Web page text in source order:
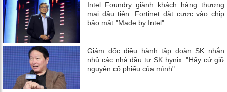
Intel Foundry giành khách hàng thương
mại đầu tiên: Fortinet đặt cược vào chip
bảo mật "Made by Intel"
Giám đốc điều hành tập đoàn SK nhắn
nhủ các nhà đầu tư SK hynix: "Hãy cứ giữ
nguyên cổ phiếu của mình"